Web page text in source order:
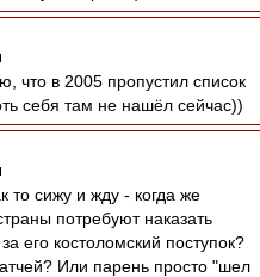
что в 2005 пропустил список
себя там не нашёл сейчас))
то сижу и жду - когда же
потребуют наказать
его костоломский поступок?
Или парень просто "шел